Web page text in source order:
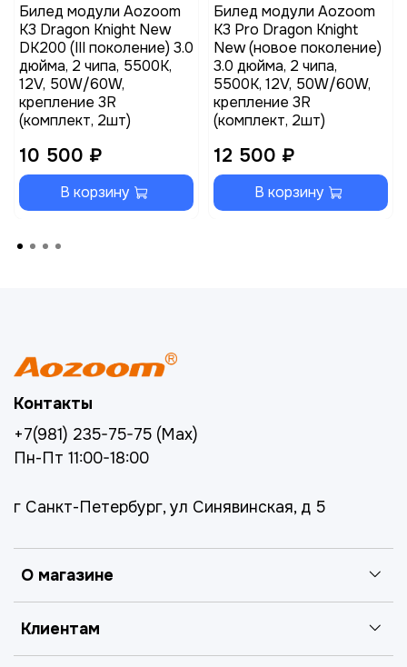
Билед модули Aozoom
K3 Dragon Knight New
DK200 (III поколение) 3.0
дюйма, 2 чипа, 5500K,
12V, 50W/60W,
крепление 3R
(комплект, 2шт)
10 500 ₽
В корзину
Билед модули Aozoom
K3 Pro Dragon Knight
New (новое поколение)
3.0 дюйма, 2 чипа,
5500K, 12V, 50W/60W,
крепление 3R
(комплект, 2шт)
12 500 ₽
В корзину
О магазине
Клиентам
Контакты
+7(981) 235-75-75 (Max)
Пн-Пт 11:00-18:00
г Санкт-Петербург, ул Синявинская, д 5